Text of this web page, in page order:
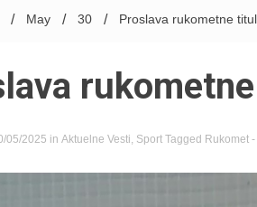
May 30 Proslava rukometne
05/2025 in Aktuelne Vesti Sport Tagged Rukomet -